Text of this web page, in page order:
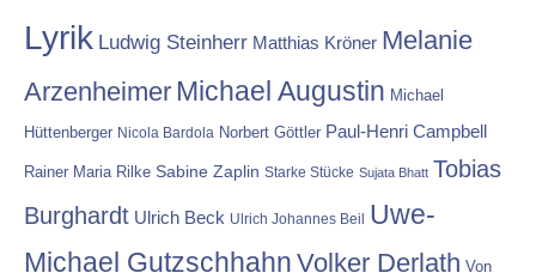
Lyrik Ludwig Steinherr Matthias Kröner Melanie
Arzenheimer Michael Augustin Michael
Hüttenberger Nicola Bardola Norbert Göttler Paul-Henri Campbell
Rainer Maria Rilke Sabine Zaplin Starke Stücke Sujata Bhatt Tobias
Burghardt Ulrich Beck Ulrich Johannes Beil Uwe-
Michael Gutzschhahn Volker Derlath Von